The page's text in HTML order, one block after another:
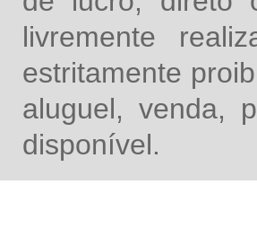
livremente
estritamente
aluguel, venda,
disponível.